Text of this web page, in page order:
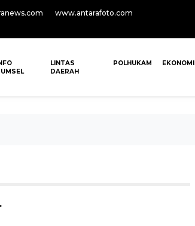
www.antarafoto.com
LINTAS
DAERAH
POLHUKAM EKONOMI